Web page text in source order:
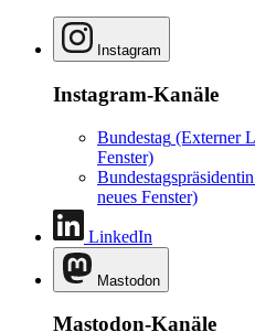
Instagram
Instagram-Kanäle
Bundestag (Externer
Fenster)
Bundestagspräsidentin
neues Fenster)
LinkedIn
Mastodon
Mastodon-Kanäle